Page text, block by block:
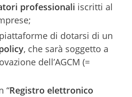
professionali iscritti al
di dotarsi di un
, che sarà soggetto a
dell’AGCM (=
“Registro elettronico